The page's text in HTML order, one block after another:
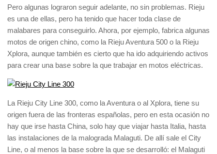
Pero algunas lograron seguir adelante, no sin problemas. Rieju
es una de ellas, pero ha tenido que hacer toda clase de
malabares para conseguirlo. Ahora, por ejemplo, fabrica algunas
motos de origen chino, como la Rieju Aventura 500 o la Rieju
Xplora, aunque también es cierto que ha ido adquiriendo activos
para crear una base sobre la que trabajar en motos eléctricas.
La Rieju City Line 300, como la Aventura o al Xplora, tiene su
origen fuera de las fronteras españolas, pero en esta ocasión no
hay que irse hasta China, solo hay que viajar hasta Italia, hasta
las instalaciones de la malograda Malaguti. De allí sale el City
Line, o al menos la base sobre la que se desarrolló: el Malaguti